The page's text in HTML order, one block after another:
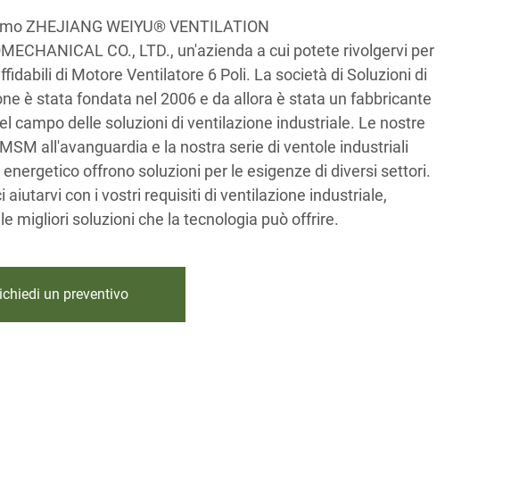
ZHEJIANG WEIYU® VENTILATION
CO., LTD., un'azienda a cui potete rivolgervi per
di Motore Ventilatore 6 Poli. La società di Soluzioni di
è stata fondata nel 2006 e da allora è stata un fabbricante
campo delle soluzioni di ventilazione industriale. Le nostre
all'avanguardia e la nostra serie di ventole industriali
offrono soluzioni per le esigenze di diversi settori.
aiutarvi con i vostri requisiti di ventilazione industriale,
migliori soluzioni che la tecnologia può offrire.
un preventivo